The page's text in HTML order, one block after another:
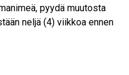
pyydä muutosta
neljä (4) viikkoa ennen